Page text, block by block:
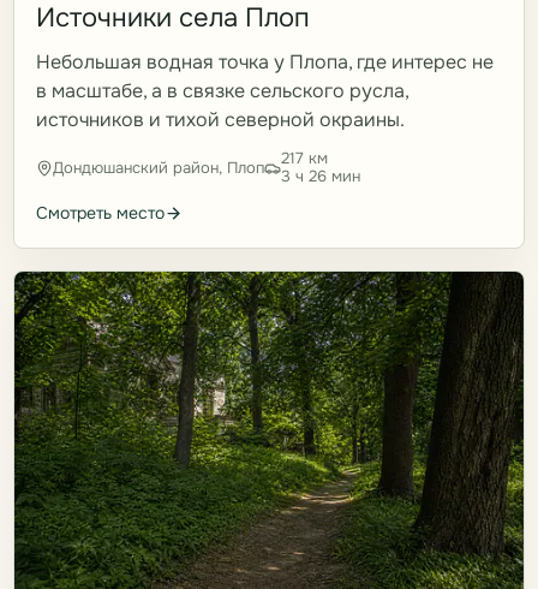
Источники села Плоп
Небольшая водная точка у Плопа, где интерес не
в масштабе, а в связке сельского русла,
источников и тихой северной окраины.
Дондюшанский район, Плоп
217 км
3 ч 26 мин
Смотреть место